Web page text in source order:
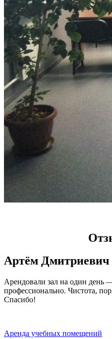
Артём Дмитриевич
Арендовали зал на один день
профессионально. Чистота,
Спасибо!
Аренда учебных помещений